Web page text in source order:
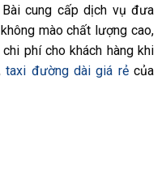
cung cấp dịch vụ đưa
mào chất lượng cao,
phí cho khách hàng khi
taxi đường dài giá rẻcủa